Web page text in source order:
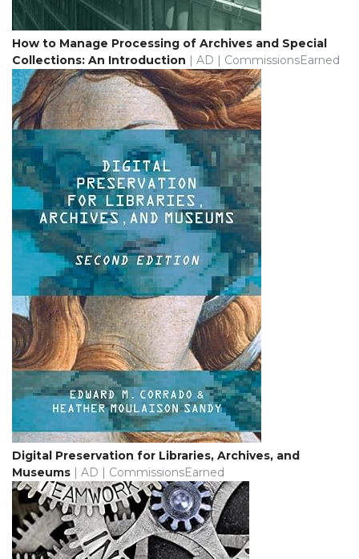
How to Manage Processing of Archives and Special
Collections: An Introduction | AD | CommissionsEarned
Digital Preservation for Libraries, Archives, and
Museums | AD | CommissionsEarned